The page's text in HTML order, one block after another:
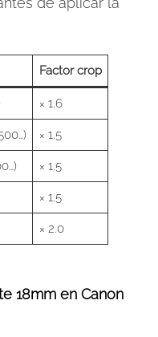
Factor crop
× 1.6
× 1.5
× 1.5
× 1.5
× 2.0
18mm en Canon